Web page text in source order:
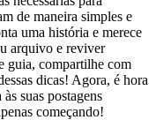
de maneira simples e
uma história e‌ merece
arquivo e⁤ reviver
guia, compartilhe​ com
dicas! Agora, é hora
suas postagens
começando!